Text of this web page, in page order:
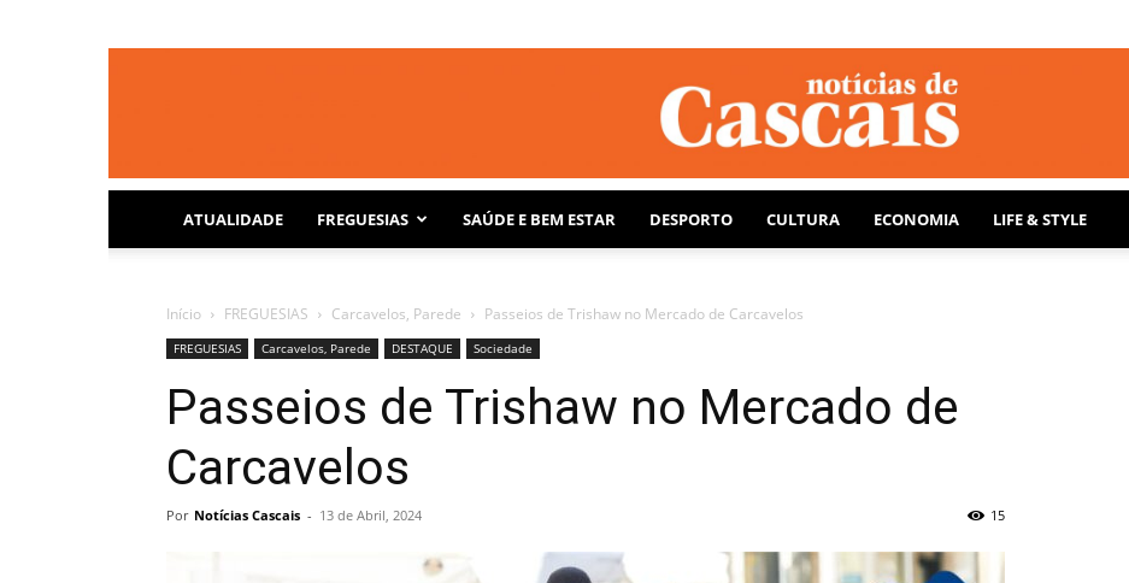
Notícias
de
Cascais
ATUALIDADE FREGUESIAS SAÚDE E BEM ESTAR DESPORTO CULTURA ECONOMIA LIFE & STYLE
Início FREGUESIAS Carcavelos, Parede Passeios de Trishaw no Mercado de Carcavelos
FREGUESIAS Carcavelos, Parede DESTAQUE Sociedade
Passeios de Trishaw no Mercado de
Carcavelos
Por Notícias Cascais - 13 de Abril, 2024 15